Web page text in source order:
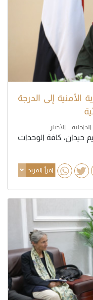
الأمنية إلى الدرجة
الداخلية الأخبار
حيدان، كافة الوحدات
اقرأ المزيد